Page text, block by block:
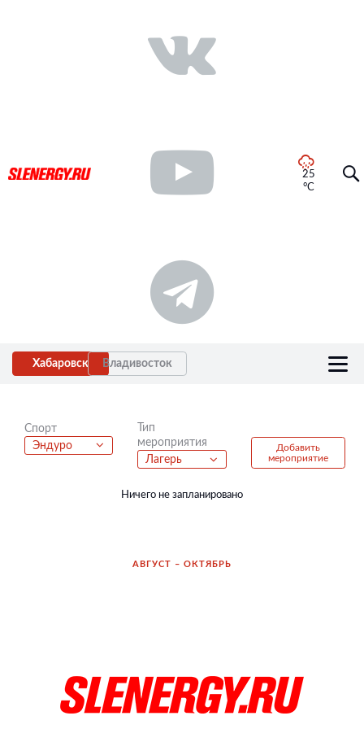
25
°C
Хабаровск Владивосток
Спорт
Эндуро
Тип
мероприятия
Лагерь
Добавить
мероприятие
Ничего не запланировано
АВГУСТ – ОКТЯБРЬ